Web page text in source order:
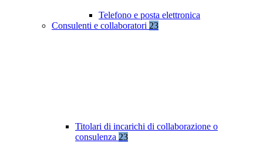
Telefono e posta elettronica
Consulenti e collaboratori 23
Titolari di incarichi di collaborazione o
consulenza 23